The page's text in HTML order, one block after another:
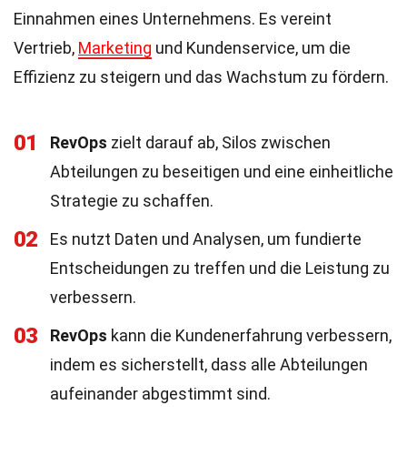
Einnahmen eines Unternehmens. Es vereint
Vertrieb, Marketing und Kundenservice, um die
Effizienz zu steigern und das Wachstum zu fördern.
01 RevOps zielt darauf ab, Silos zwischen
Abteilungen zu beseitigen und eine einheitliche
Strategie zu schaffen.
02
Es nutzt Daten und Analysen, um fundierte
Entscheidungen zu treffen und die Leistung zu
verbessern.
03 RevOps kann die Kundenerfahrung verbessern,
indem es sicherstellt, dass alle Abteilungen
aufeinander abgestimmt sind.